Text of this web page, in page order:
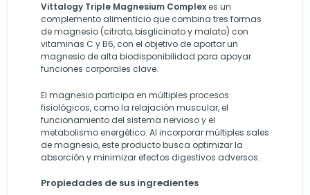
Vittalogy Triple Magnesium Complexes un
complemento alimenticio que combina tres formas
de magnesio (citrato, bisglicinato y malato) con
vitaminas C y B6, con el objetivo de aportar un
magnesio de alta biodisponibilidad para apoyar
funciones corporales clave.
El magnesio participa en múltiples procesos
fisiológicos, como la relajación muscular, el
funcionamiento del sistema nervioso y el
metabolismo energético. Al incorporar múltiples sales
de magnesio, este producto busca optimizar la
absorción y minimizar efectos digestivos adversos.
Propiedades de sus ingredientes